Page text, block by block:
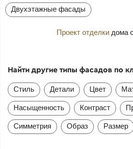
Двухэтажные фасады
Проект отделки дома
Найти другие типы фасадов по
Стиль Детали Цвет
Насыщенность Контраст
Симметрия Образ Размер